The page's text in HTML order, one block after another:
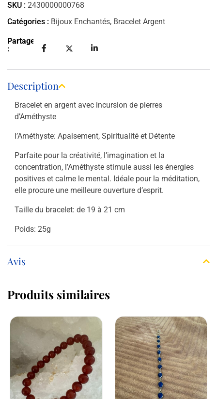
SKU : 2430000000768
Catégories : Bijoux Enchantés, Bracelet Argent
Partager
:
Description
Bracelet en argent avec incursion de pierres
d’Améthyste
l’Améthyste: Apaisement, Spiritualité et Détente
Parfaite pour la créativité, l’imagination et la
concentration, l’Améthyste stimule aussi les énergies
positives et calme le mental. Idéale pour la méditation,
elle procure une meilleure ouverture d’esprit.
Taille du bracelet: de 19 à 21 cm
Poids: 25g
Avis
Produits similaires